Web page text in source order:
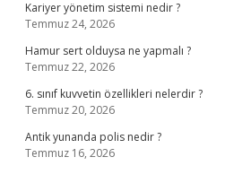
Kariyer yönetim sistemi nedir ?
Temmuz 24, 2026
Hamur sert olduysa ne yapmalı ?
Temmuz 22, 2026
6. sınıf kuvvetin özellikleri nelerdir ?
Temmuz 20, 2026
Antik yunanda polis nedir ?
Temmuz 16, 2026